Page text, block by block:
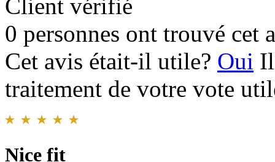
Client vérifié
0 personnes ont trouvé cet
Cet avis était-il utile? Oui
traitement de votre vote
Nice fit